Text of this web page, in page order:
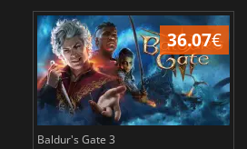
36.07€
Baldur's Gate 3